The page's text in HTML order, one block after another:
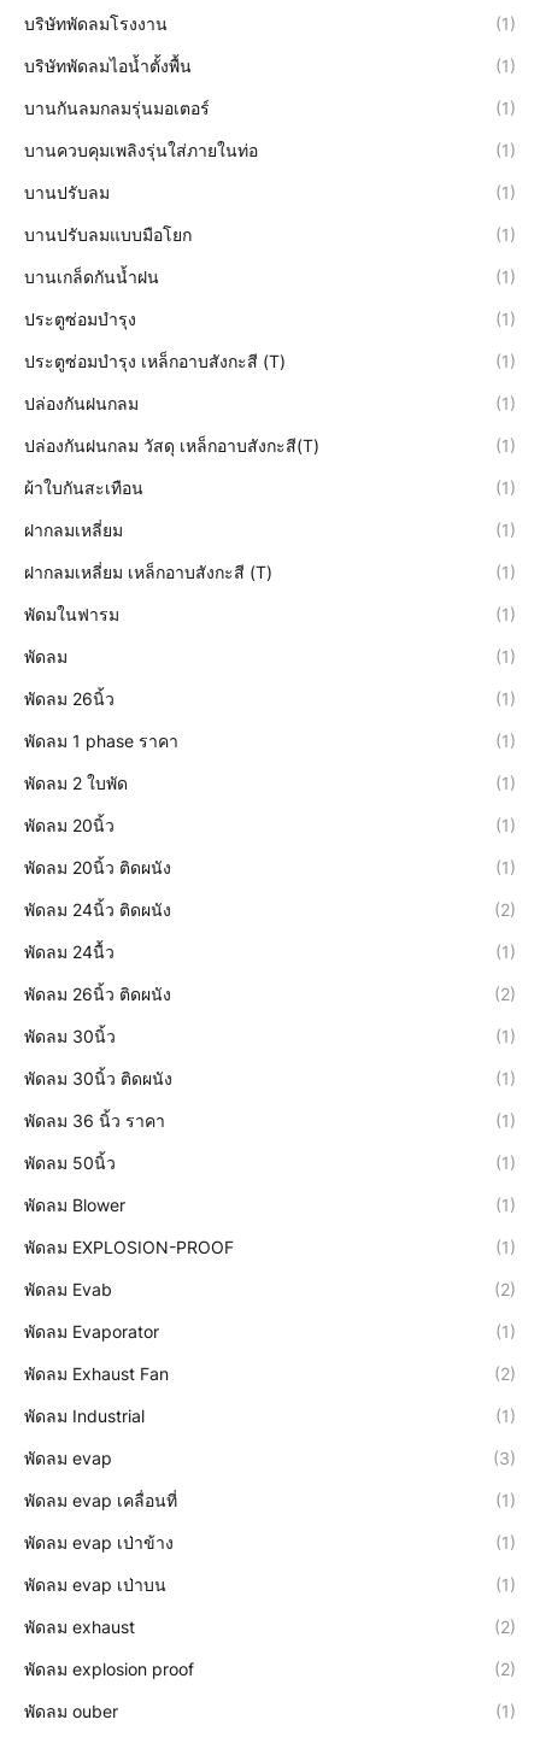
บริษัทพัดลมโรงงาน (1)
บริษัทพัดลมไอน้ำตั้งพื้น (1)
บานกันลมกลมรุ่นมอเตอร์ (1)
บานควบคุมเพลิงรุ่นใส่ภายในท่อ (1)
บานปรับลม (1)
บานปรับลมแบบมือโยก (1)
บานเกล็ดกันน้ำฝน (1)
ประตูซ่อมบำรุง (1)
ประตูซ่อมบำรุง เหล็กอาบสังกะสี (T) (1)
ปล่องกันฝนกลม (1)
ปล่องกันฝนกลม วัสดุ เหล็กอาบสังกะสี(T) (1)
ผ้าใบกันสะเทือน (1)
ฝากลมเหลี่ยม (1)
ฝากลมเหลี่ยม เหล็กอาบสังกะสี (T) (1)
พัดมในฟารม (1)
พัดลม (1)
พัดลม 26นิ้ว (1)
พัดลม 1 phase ราคา (1)
พัดลม 2 ใบพัด (1)
พัดลม 20นิ้ว (1)
พัดลม 20นิ้ว ติดผนัง (1)
พัดลม 24นิ้ว ติดผนัง (2)
พัดลม 24นื้ว (1)
พัดลม 26นิ้ว ติดผนัง (2)
พัดลม 30นิ้ว (1)
พัดลม 30นิ้ว ติดผนัง (1)
พัดลม 36 นิ้ว ราคา (1)
พัดลม 50นิ้ว (1)
พัดลม Blower (1)
พัดลม EXPLOSION-PROOF (1)
พัดลม Evab (2)
พัดลม Evaporator (1)
พัดลม Exhaust Fan (2)
พัดลม Industrial (1)
พัดลม evap (3)
พัดลม evap เคลื่อนที่ (1)
พัดลม evap เป่าข้าง (1)
พัดลม evap เป่าบน (1)
พัดลม exhaust (2)
พัดลม explosion proof (2)
พัดลม ouber (1)